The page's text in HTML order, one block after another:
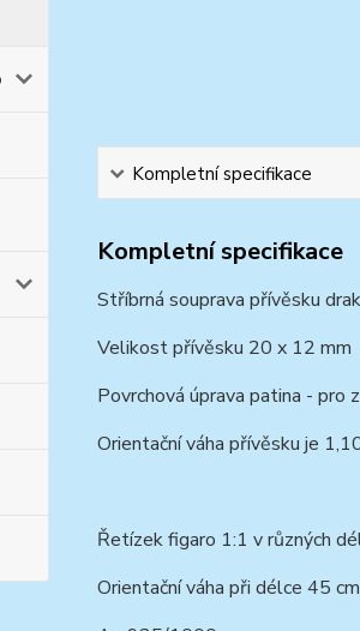
Kompletní specifikace
Kompletní specifikace
Stříbrná souprava přívěsku
Velikost přívěsku 20 x 12 mm
Povrchová úprava patina - pro
Orientační váha přívěsku je
Řetízek figaro 1:1 v různých
Orientační váha při délce 45